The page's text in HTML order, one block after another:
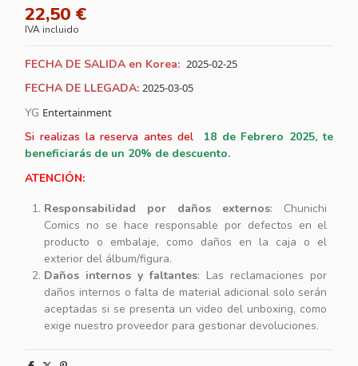
22,50 €
IVA incluido
FECHA DE SALIDA en Korea: 2025-02-25
FECHA DE LLEGADA: 2025-03-05
YG Entertainment
Si realizas la reserva antes del 18 de Febrero 2025, te
beneficiarás de un 20% de descuento.
ATENCIÓN:
Responsabilidad por daños externos: Chunichi
Comics no se hace responsable por defectos en el
producto o embalaje, como daños en la caja o el
exterior del álbum/figura.
Daños internos y faltantes: Las reclamaciones por
daños internos o falta de material adicional solo serán
aceptadas si se presenta un video del unboxing, como
exige nuestro proveedor para gestionar devoluciones.